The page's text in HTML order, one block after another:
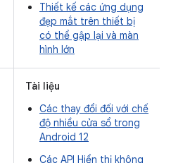
Thiết kế các ứng dụng
đẹp mắt trên thiết bị
có thể gập lại và màn
hình lớn
Tài liệu
Các thay đổi đối với chế
độ nhiều cửa sổ trong
Android 12
Các API Hiển thị không